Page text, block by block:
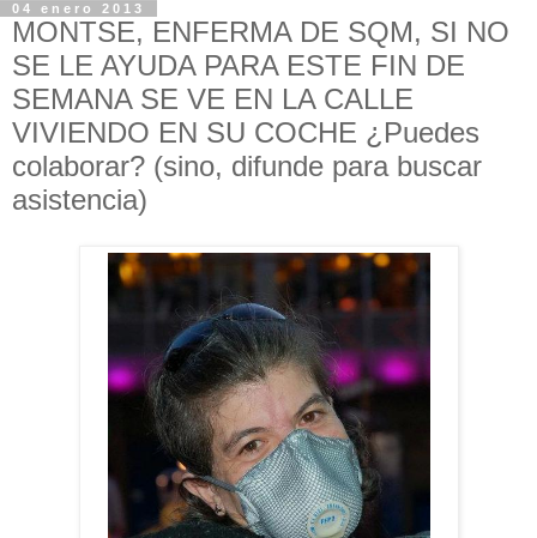
04 enero 2013
MONTSE, ENFERMA DE SQM, SI NO
SE LE AYUDA PARA ESTE FIN DE
SEMANA SE VE EN LA CALLE
VIVIENDO EN SU COCHE ¿Puedes
colaborar? (sino, difunde para buscar
asistencia)